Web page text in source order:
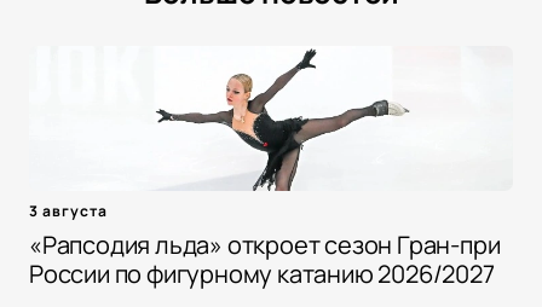
3 августа
«Рапсодия льда» откроет сезон Гран-при
России по фигурному катанию 2026/2027